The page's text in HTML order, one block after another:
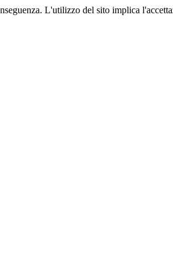
L'utilizzo del sito implica